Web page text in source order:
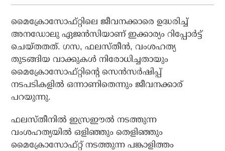
മൈക്രോസോഫ്റ്റിലെ ജീവനക്കാരെ ഉദ്ധരിച്ച്
അനഡോലു ഏജന്‍സിയാണ് ഇക്കാര്യം റിപ്പോര്‍ട്ട്
ചെയ്തതത്. ഗസ, ഫലസ്തീന്‍, വംശഹത്യ
തുടങ്ങിയ വാക്കുകള്‍ നിരോധിച്ചതായും
മൈക്രോസോഫ്റ്റിന്റെ സെന്‍സര്‍ഷിപ്പ്
നടപടികളില്‍ ഒന്നാണിതെന്നും ജീവനക്കാര്
പറയുന്നു.
ഫലസ്തീനില്‍ ഇസ്രഈല്‍ നടത്തുന്ന
വംശഹത്യയില്‍ ഒളിഞ്ഞും തെളിഞ്ഞും
മൈക്രോസോഫ്റ്റ് നടത്തുന്ന പങ്കാളിത്തം